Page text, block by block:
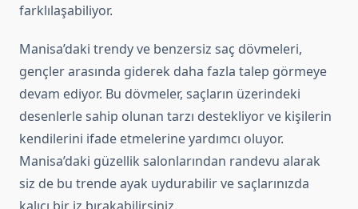
farklılaşabiliyor.
Manisa’daki trendy ve benzersiz saç dövmeleri,
gençler arasında giderek daha fazla talep görmeye
devam ediyor. Bu dövmeler, saçların üzerindeki
desenlerle sahip olunan tarzı destekliyor ve kişilerin
kendilerini ifade etmelerine yardımcı oluyor.
Manisa’daki güzellik salonlarından randevu alarak
siz de bu trende ayak uydurabilir ve saçlarınızda
kalıcı bir iz bırakabilirsiniz.